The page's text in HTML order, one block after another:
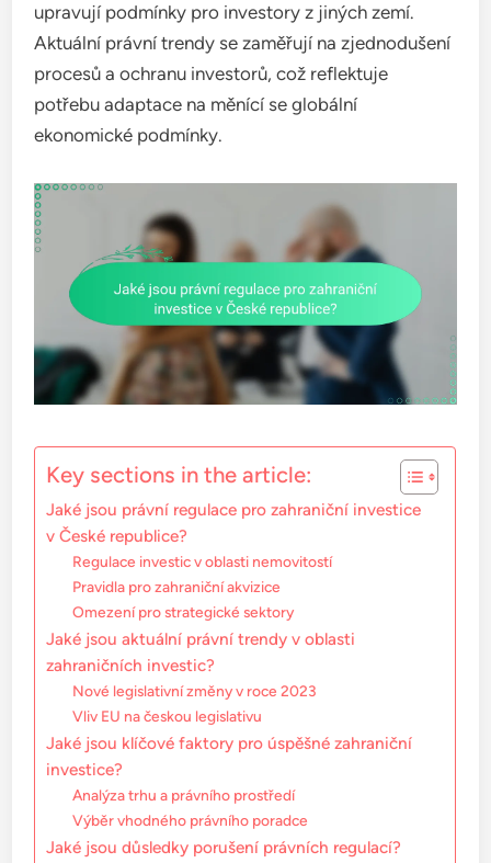
upravují podmínky pro investory z jiných zemí.
Aktuální právní trendy se zaměřují na zjednodušení
procesů a ochranu investorů, což reflektuje
potřebu adaptace na měnící se globální
ekonomické podmínky.
Key sections in the article:
Jaké jsou právní regulace pro zahraniční investice
v České republice?
Regulace investic v oblasti nemovitostí
Pravidla pro zahraniční akvizice
Omezení pro strategické sektory
Jaké jsou aktuální právní trendy v oblasti
zahraničních investic?
Nové legislativní změny v roce 2023
Vliv EU na českou legislativu
Jaké jsou klíčové faktory pro úspěšné zahraniční
investice?
Analýza trhu a právního prostředí
Výběr vhodného právního poradce
Jaké jsou důsledky porušení právních regulací?